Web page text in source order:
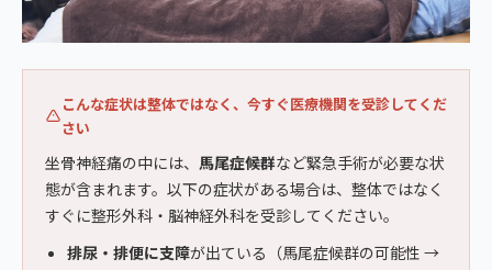
こんな症状は整体ではなく、今すぐ医療機関を受診してくだ
さい
坐骨神経痛の中には、 馬尾症候群など緊急手術が必要な状
態が含まれます。以下の症状がある場合は、整体ではなく
すぐに整形外科・脳神経外科を受診してください。
排尿・排便に支障が出ている（馬尾症候群の可能性 →